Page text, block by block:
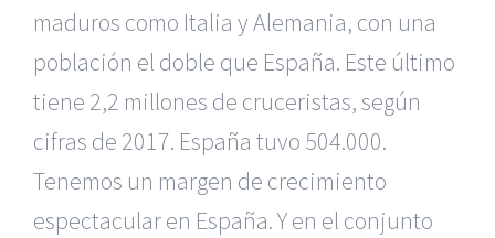
maduros como Italia y Alemania, con una
población el doble que España. Este último
tiene 2,2 millones de cruceristas, según
cifras de 2017. España tuvo 504.000.
Tenemos un margen de crecimiento
espectacular en España. Y en el conjunto